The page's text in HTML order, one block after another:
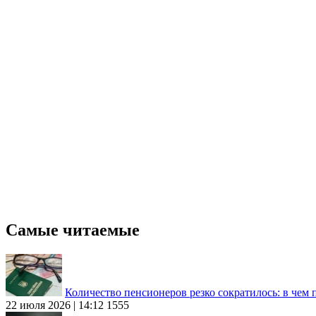
Самые читаемые
Количество пенсионеров резко сократилось: в чем
22 июля 2026 | 14:12 1555